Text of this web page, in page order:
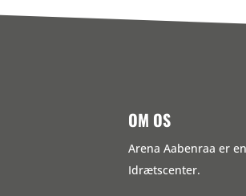
OM OS
Arena Aabenraa er
Idrætscenter.